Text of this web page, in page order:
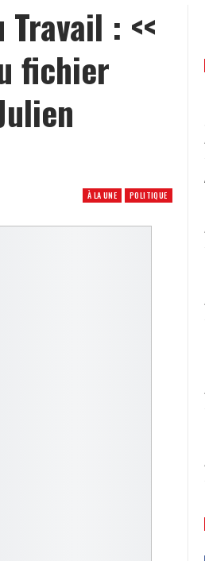
: <<
fichier
À LA UNE POLITIQUE